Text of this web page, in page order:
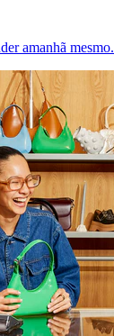
amanhã mesmo.